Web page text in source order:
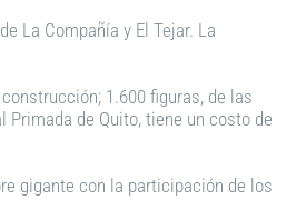
La Compañía y El Tejar. La
1.600 figuras, de las
de Quito, tiene un costo de
gigante con la participación de los